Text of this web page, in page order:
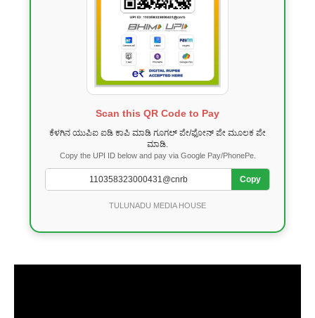
Scan this QR Code to Pay
ಕೆಳಗಿನ ಯುಪಿಐ ಐಡಿ ಕಾಪಿ ಮಾಡಿ ಗೂಗಲ್ ಪೇ/ಫೋನ್ ಪೇ ಮೂಲಕ ಪೇ
ಮಾಡಿ.
Copy the UPI ID below and pay via Google Pay/PhonePe.
Copy
TULUNADU MEDIA HOUSE